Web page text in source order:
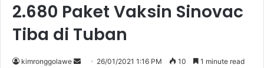
2.680 Paket Vaksin Sinovac
Tiba di Tuban
kimronggolawe 26/01/2021 1:16 PM 10 1 minute read